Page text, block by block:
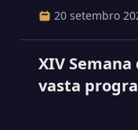
20 setembro
XIV
vasta